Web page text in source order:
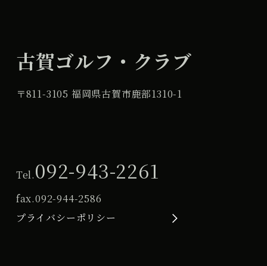
古賀ゴルフ・クラブ
〒811-3105 福岡県古賀市鹿部1310-1
Tel.092-943-2261
fax.092-944-2586
プライバシーポリシー